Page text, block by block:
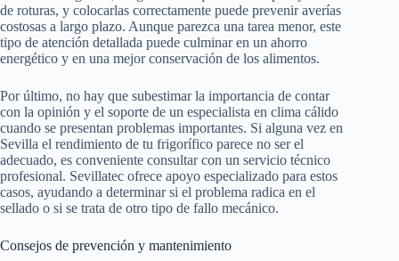
de roturas, y colocarlas correctamente puede prevenir averías
costosas a largo plazo. Aunque parezca una tarea menor, este
tipo de atención detallada puede culminar en un ahorro
energético y en una mejor conservación de los alimentos.
Por último, no hay que subestimar la importancia de contar
con la opinión y el soporte de un especialista en clima cálido
cuando se presentan problemas importantes. Si alguna vez en
Sevilla el rendimiento de tu frigorífico parece no ser el
adecuado, es conveniente consultar con un servicio técnico
profesional. Sevillatec ofrece apoyo especializado para estos
casos, ayudando a determinar si el problema radica en el
sellado o si se trata de otro tipo de fallo mecánico.
Consejos de prevención y mantenimiento